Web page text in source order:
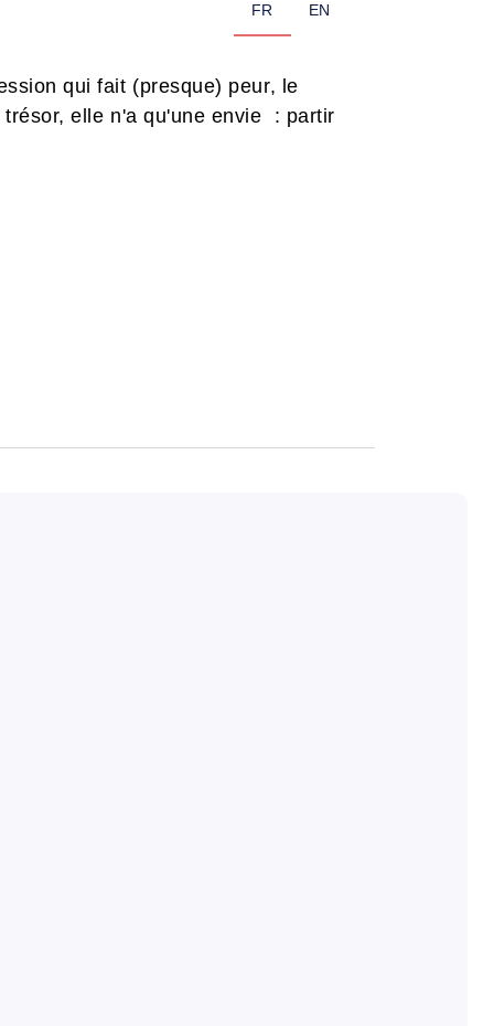
FR EN
qui fait (presque) peur, le
elle n'a qu'une envie : partir